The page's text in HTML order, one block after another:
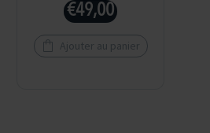
€49,00
Ajouter au panier